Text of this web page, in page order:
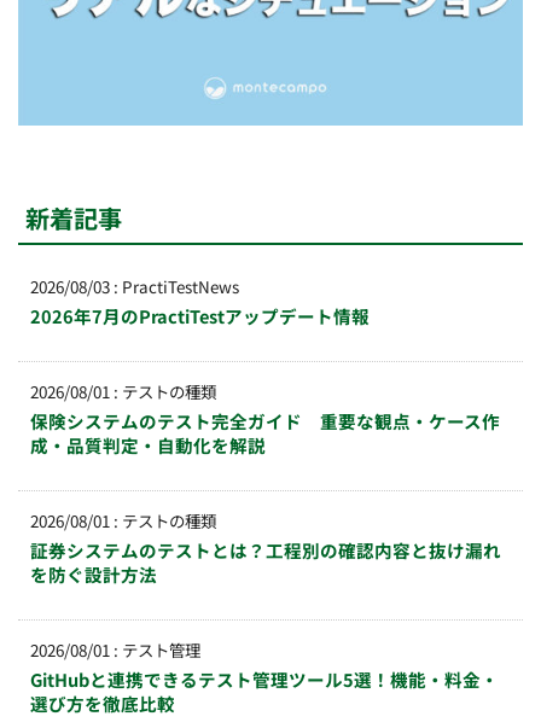
新着記事
2026/08/03 : PractiTestNews
2026年7月のPractiTestアップデート情報
2026/08/01 : テストの種類
保険システムのテスト完全ガイド 重要な観点・ケース作
成・品質判定・自動化を解説
2026/08/01 : テストの種類
証券システムのテストとは？工程別の確認内容と抜け漏れ
を防ぐ設計方法
2026/08/01 : テスト管理
GitHubと連携できるテスト管理ツール5選！機能・料金・
選び方を徹底比較